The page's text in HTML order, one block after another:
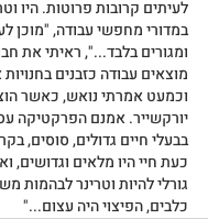
לעיתים קרובות פרוטות. היו
במדורי מחפשי עבודה, "מוכן
ומגורים בלבד...", ראיתי את
מוצאים עבודה כזבנים
וכמעט אמרתי נואש, כאשר
יורקשייר. אמנם הפרקטיקה
בבעלי חיים גדולים, סוסים,
כעת חיי היו מלאים וגדושים,
גורלי להיות וטרינר לבהמות
כלבים, הפיצוי היה עצום..."